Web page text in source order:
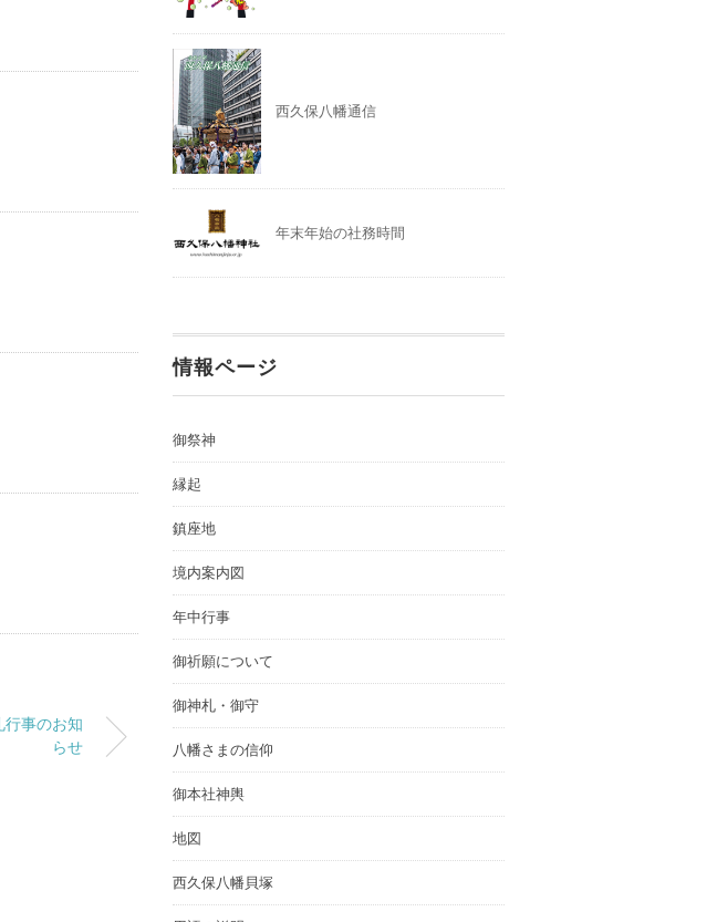
行事のお知
らせ
西久保八幡通信
年末年始の社務時間
情報ページ
御祭神
縁起
鎮座地
境内案内図
年中行事
御祈願について
御神札・御守
八幡さまの信仰
御本社神輿
地図
西久保八幡貝塚